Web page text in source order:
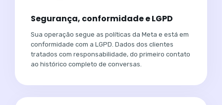
Segurança, conformidade e LGPD
Sua operação segue as políticas da Meta e está em
conformidade com a LGPD. Dados dos clientes
tratados com responsabilidade, do primeiro contato
ao histórico completo de conversas.